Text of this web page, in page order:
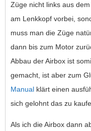
Züge nicht links aus
am Lenkkopf vorbei,
muss man die Züge
dann bis zum Motor
Abbau der Airbox ist
gemacht, ist aber zum
Manual klärt einen
sich gelohnt das zu
Als ich die Airbox dann